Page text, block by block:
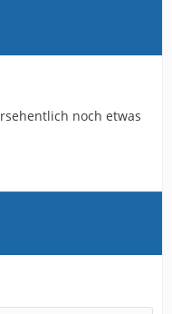
noch etwas